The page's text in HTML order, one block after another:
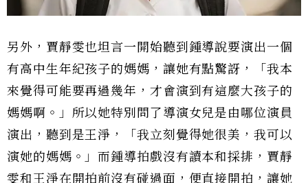
另外，賈靜雯也坦言一開始聽到鍾導說要演出一個
有高中生年紀孩子的媽媽，讓她有點驚訝，「我本
來覺得可能要再過幾年，才會演到有這麼大孩子的
媽媽啊。」所以她特別問了導演女兒是由哪位演員
演出，聽到是王淨，「我立刻覺得她很美，我可以
演她的媽媽。」而鍾導拍戲沒有讀本和採排，賈靜
雯和王淨在開拍前沒有碰過面，便直接開拍，讓她